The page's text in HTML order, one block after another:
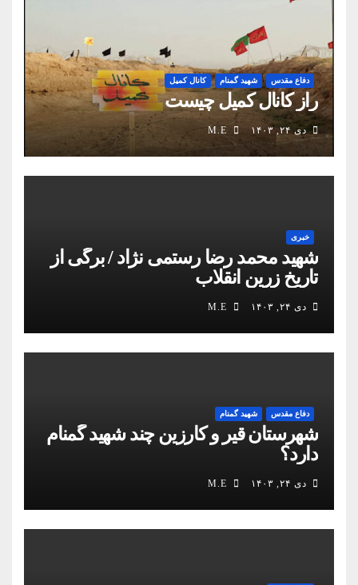
دفاع مقدس شهید گمنام کانال کمیل
راز کانال کمیل چیست
دی ۲۴, ۱۴۰۳
خبری
شهید محمد رضا رستمی نژاد / برگی از
تاریخ زرین انقلاب
دی ۲۴, ۱۴۰۳
دفاع مقدس شهید گمنام
شهرستان قیر و کارزین چند شهید گمنام
دارد؟
دی ۲۴, ۱۴۰۳